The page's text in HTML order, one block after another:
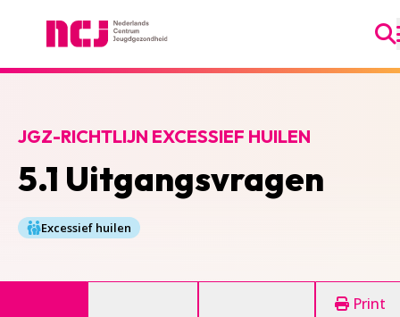
5.1 Uitgangsvragen
JGZ-RICHTLIJN EXCESSIEF HUILEN
Excessief huilen
Print